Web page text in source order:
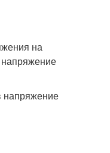
на
напряжение
напряжение